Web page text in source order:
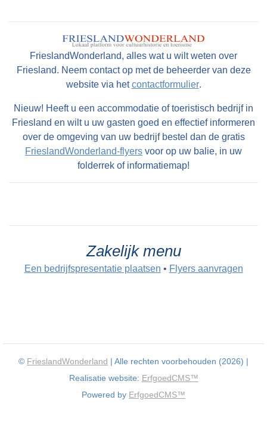
FrieslandWonderland, alles wat u wilt weten over
Friesland. Neem contact op met de beheerder van deze
website via hetcontactformulier.
Nieuw! Heeft u een accommodatie of toeristisch bedrijf in
Friesland en wilt u uw gasten goed en effectief informeren
over de omgeving van uw bedrijf bestel dan de gratis
FrieslandWonderland-flyers voor op uw balie, in uw
folderrek of informatiemap!
Zakelijk menu
Een bedrijfspresentatie plaatsen • Flyers aanvragen
© FrieslandWonderland | Alle rechten voorbehouden (2026) |
Realisatie website: ErfgoedCMS™
Powered by ErfgoedCMS™